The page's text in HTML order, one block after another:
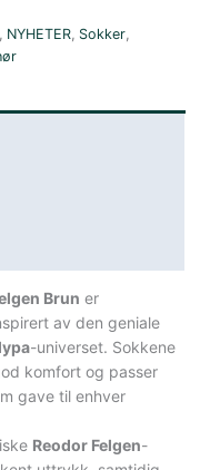
, NYHETER, Sokker,
Brun er
av den geniale
-universet. Sokkene
komfort og passer
gave til enhver
Reodor Felgen-